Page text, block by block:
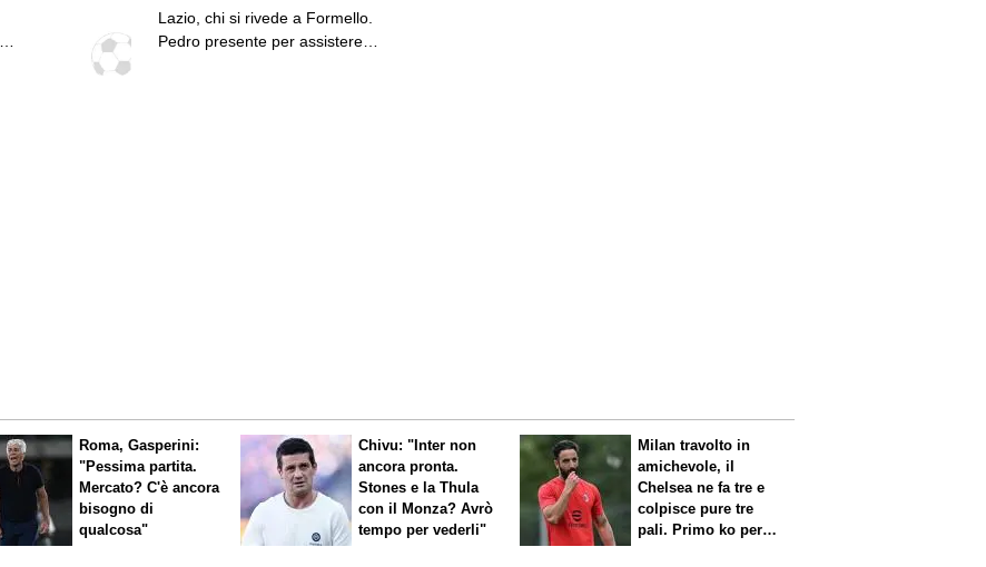
superiore a tutte le altre a
prescindere. Juve, il portiere può
Lazio, chi si rivede a Formello.
Pedro presente per assistere
Roma, Gasperini:
"Pessima partita.
Mercato? C'è ancora
bisogno di
qualcosa"
Chivu: "Inter non
ancora pronta.
Stones e la Thula
con il Monza? Avrò
tempo per vederli"
Milan travolto in
amichevole, il
Chelsea ne fa tre e
colpisce pure tre
pali. Primo ko per